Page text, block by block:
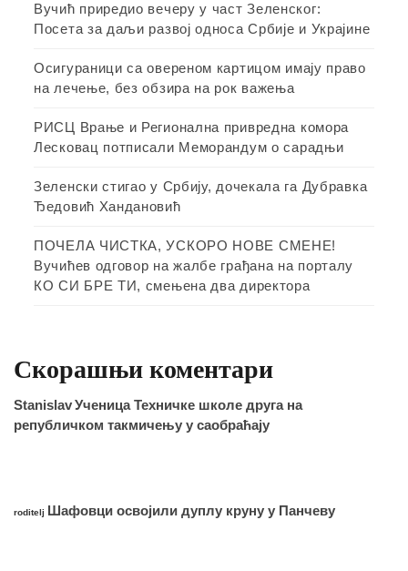
Вучић приредио вечеру у част Зеленског:
Посета за даљи развој односа Србије и Украјине
Осигураници са овереном картицом имају право
на лечење, без обзира на рок важења
РИСЦ Врање и Регионална привредна комора
Лесковац потписали Меморандум о сарадњи
Зеленски стигао у Србију, дочекала га Дубравка
Ђедовић Хандановић
ПОЧЕЛА ЧИСТКА, УСКОРО НОВЕ СМЕНЕ!
Вучићев одговор на жалбе грађана на порталу
КО СИ БРЕ ТИ, смењена два директора
Скорашњи коментари
StanislavУченица Техничке школе друга на
републичком такмичењу у саобраћају
roditelj Шафовци освојили дуплу круну у Панчеву